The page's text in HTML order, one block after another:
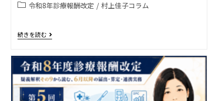
令和8年診療報酬改定 / 村上佳子コラム
続きを読む